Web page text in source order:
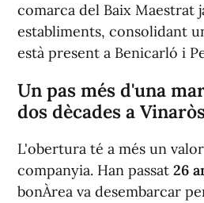
comarca del Baix Maestrat
establiments, consolidant
està present a Benicarló i
Un pas més d'una
dos dècades a
L'obertura té a més un
companyia. Han passat 26
bonÀrea va desembarcar